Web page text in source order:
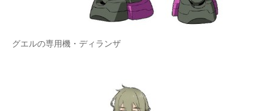
グエルの専用機・ディランザ